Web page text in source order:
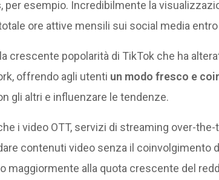
, per esempio. Incredibilmente la
ore attive mensili sui social media
crescente popolarità di TikTok che ha
offrendo agli utenti un modo fresco e
gli altri e influenzare le tendenze.
i video OTT, servizi di streaming over-
contenuti video senza il coinvolgimento
maggiormente alla quota crescente del